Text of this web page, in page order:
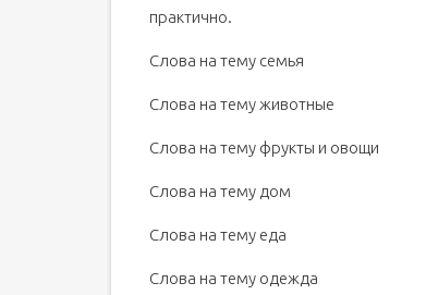
практично.
Слова на тему семья
Слова на тему животные
Слова на тему фрукты и овощи
Слова на тему дом
Слова на тему еда
Слова на тему одежда